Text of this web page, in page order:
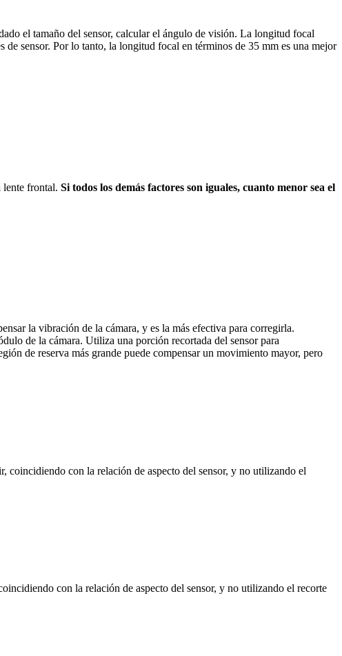
el tamaño del sensor, calcular el ángulo de visión. La longitud focal
de sensor. Por lo tanto, la longitud focal en términos de 35 mm es una mejor
lente frontal. Si todos los demás factores son iguales, cuanto menor sea el
la vibración de la cámara, y es la más efectiva para corregirla.
de la cámara. Utiliza una porción recortada del sensor para
de reserva más grande puede compensar un movimiento mayor, pero
coincidiendo con la relación de aspecto del sensor, y no utilizando el
con la relación de aspecto del sensor, y no utilizando el recorte